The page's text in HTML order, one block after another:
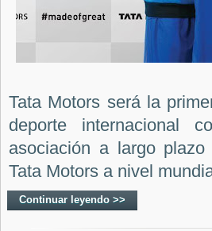
Tata Motors será la
deporte internacional
asociación a largo
Tata Motors a nivel
Continuar leyendo >>